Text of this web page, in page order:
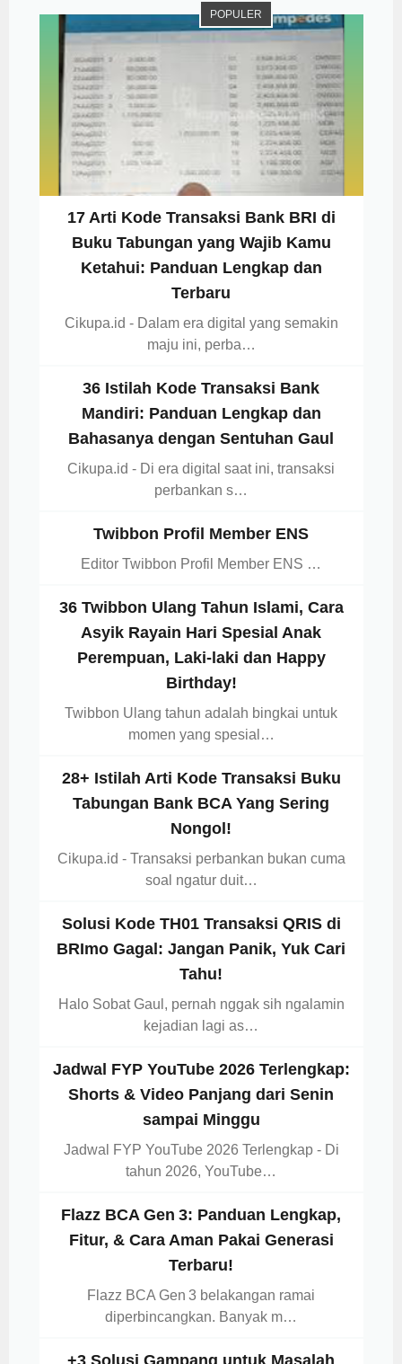
POPULER
17 Arti Kode Transaksi Bank BRI di
Buku Tabungan yang Wajib Kamu
Ketahui: Panduan Lengkap dan
Terbaru
Cikupa.id - Dalam era digital yang semakin
maju ini, perba…
36 Istilah Kode Transaksi Bank
Mandiri: Panduan Lengkap dan
Bahasanya dengan Sentuhan Gaul
Cikupa.id - Di era digital saat ini, transaksi
perbankan s…
Twibbon Profil Member ENS
Editor Twibbon Profil Member ENS …
36 Twibbon Ulang Tahun Islami, Cara
Asyik Rayain Hari Spesial Anak
Perempuan, Laki-laki dan Happy
Birthday!
Twibbon Ulang tahun adalah bingkai untuk
momen yang spesial…
28+ Istilah Arti Kode Transaksi Buku
Tabungan Bank BCA Yang Sering
Nongol!
Cikupa.id - Transaksi perbankan bukan cuma
soal ngatur duit…
Solusi Kode TH01 Transaksi QRIS di
BRImo Gagal: Jangan Panik, Yuk Cari
Tahu!
Halo Sobat Gaul, pernah nggak sih ngalamin
kejadian lagi as…
Jadwal FYP YouTube 2026 Terlengkap:
Shorts & Video Panjang dari Senin
sampai Minggu
Jadwal FYP YouTube 2026 Terlengkap - Di
tahun 2026, YouTube…
Flazz BCA Gen 3: Panduan Lengkap,
Fitur, & Cara Aman Pakai Generasi
Terbaru!
Flazz BCA Gen 3 belakangan ramai
diperbincangkan. Banyak m…